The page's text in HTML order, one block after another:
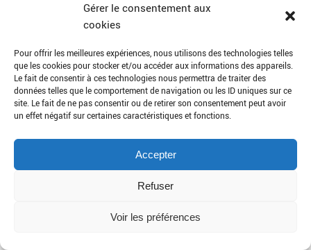
Gérer le consentement aux
cookies
Pour offrir les meilleures expériences, nous utilisons des technologies telles
que les cookies pour stocker et/ou accéder aux informations des appareils.
Le fait de consentir à ces technologies nous permettra de traiter des
données telles que le comportement de navigation ou les ID uniques sur ce
site. Le fait de ne pas consentir ou de retirer son consentement peut avoir
un effet négatif sur certaines caractéristiques et fonctions.
Accepter
Refuser
Voir les préférences